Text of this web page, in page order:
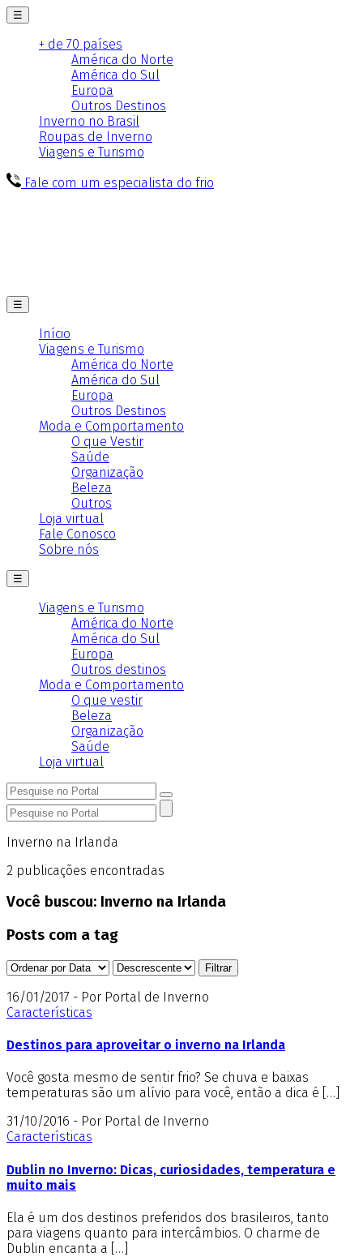
☰
+ de 70 países
América do Norte
América do Sul
Europa
Outros Destinos
Inverno no Brasil
Roupas de Inverno
Viagens e Turismo
Fale com um especialista do frio
☰
Início
Viagens e Turismo
América do Norte
América do Sul
Europa
Outros Destinos
Moda e Comportamento
O que Vestir
Saúde
Organização
Beleza
Outros
Loja virtual
Fale Conosco
Sobre nós
☰
Viagens e Turismo
América do Norte
América do Sul
Europa
Outros destinos
Moda e Comportamento
O que vestir
Beleza
Organização
Saúde
Loja virtual
Inverno na Irlanda
2 publicações encontradas
Você buscou: Inverno na Irlanda
Posts com a tag
16/01/2017 - Por Portal de Inverno
Características
Destinos para aproveitar o inverno na Irlanda
Você gosta mesmo de sentir frio? Se chuva e baixas
temperaturas são um alívio para você, então a dica é […]
31/10/2016 - Por Portal de Inverno
Características
Dublin no Inverno: Dicas, curiosidades, temperatura e
muito mais
Ela é um dos destinos preferidos dos brasileiros, tanto
para viagens quanto para intercâmbios. O charme de
Dublin encanta a […]